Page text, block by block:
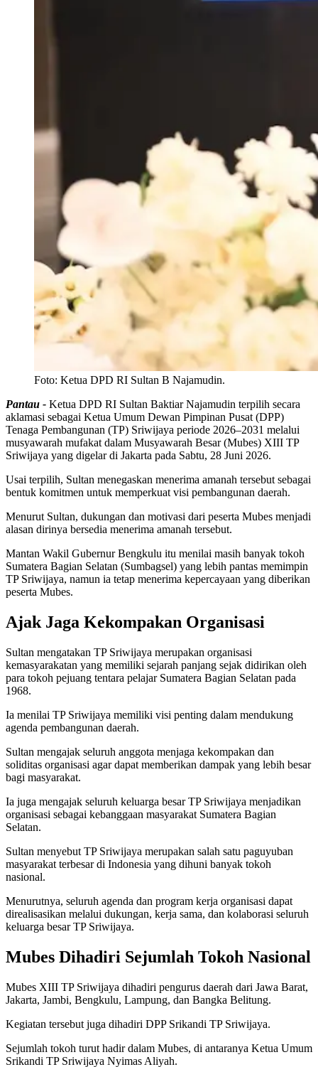
Foto: Ketua DPD RI Sultan B Najamudin.
Pantau - Ketua DPD RI Sultan Baktiar Najamudin terpilih secara
aklamasi sebagai Ketua Umum Dewan Pimpinan Pusat (DPP)
Tenaga Pembangunan (TP) Sriwijaya periode 2026–2031 melalui
musyawarah mufakat dalam Musyawarah Besar (Mubes) XIII TP
Sriwijaya yang digelar di Jakarta pada Sabtu, 28 Juni 2026.
Usai terpilih, Sultan menegaskan menerima amanah tersebut sebagai
bentuk komitmen untuk memperkuat visi pembangunan daerah.
Menurut Sultan, dukungan dan motivasi dari peserta Mubes menjadi
alasan dirinya bersedia menerima amanah tersebut.
Mantan Wakil Gubernur Bengkulu itu menilai masih banyak tokoh
Sumatera Bagian Selatan (Sumbagsel) yang lebih pantas memimpin
TP Sriwijaya, namun ia tetap menerima kepercayaan yang diberikan
peserta Mubes.
Ajak Jaga Kekompakan Organisasi
Sultan mengatakan TP Sriwijaya merupakan organisasi
kemasyarakatan yang memiliki sejarah panjang sejak didirikan oleh
para tokoh pejuang tentara pelajar Sumatera Bagian Selatan pada
1968.
Ia menilai TP Sriwijaya memiliki visi penting dalam mendukung
agenda pembangunan daerah.
Sultan mengajak seluruh anggota menjaga kekompakan dan
soliditas organisasi agar dapat memberikan dampak yang lebih besar
bagi masyarakat.
Ia juga mengajak seluruh keluarga besar TP Sriwijaya menjadikan
organisasi sebagai kebanggaan masyarakat Sumatera Bagian
Selatan.
Sultan menyebut TP Sriwijaya merupakan salah satu paguyuban
masyarakat terbesar di Indonesia yang dihuni banyak tokoh
nasional.
Menurutnya, seluruh agenda dan program kerja organisasi dapat
direalisasikan melalui dukungan, kerja sama, dan kolaborasi seluruh
keluarga besar TP Sriwijaya.
Mubes Dihadiri Sejumlah Tokoh Nasional
Mubes XIII TP Sriwijaya dihadiri pengurus daerah dari Jawa Barat,
Jakarta, Jambi, Bengkulu, Lampung, dan Bangka Belitung.
Kegiatan tersebut juga dihadiri DPP Srikandi TP Sriwijaya.
Sejumlah tokoh turut hadir dalam Mubes, di antaranya Ketua Umum
Srikandi TP Sriwijaya Nyimas Aliyah.